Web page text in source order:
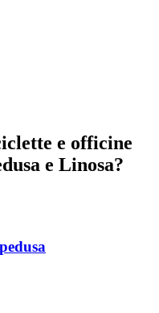
e officine
e Linosa?